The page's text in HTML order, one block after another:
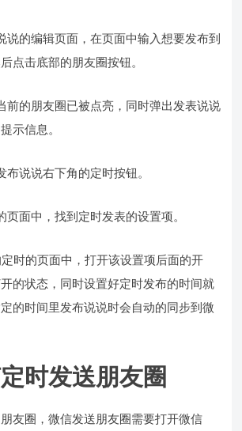
说的编辑页面，在页面中输入想要发布到
点击底部的朋友圈按钮。
前的朋友圈已被点亮，同时弹出发表说说
示信息。
布说说右下角的定时按钮。
页面中，找到定时发表的设置项。
时的页面中，打开该设置项后面的开
的状态，同时设置好定时发布的时间就
的时间里发布说说时会自动的同步到微
时发送朋友圈
友圈，微信发送朋友圈需要打开微信